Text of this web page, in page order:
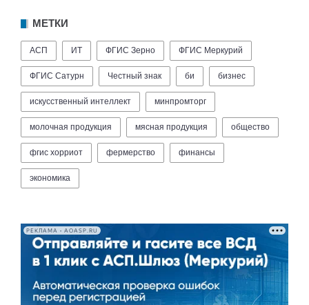
МЕТКИ
АСП ИТ ФГИС Зерно ФГИС Меркурий
ФГИС Сатурн Честный знак би бизнес
искусственный интеллект минпромторг
молочная продукция мясная продукция общество
фгис хорриот фермерство финансы
экономика
РЕКЛАМА • AOASP.RU